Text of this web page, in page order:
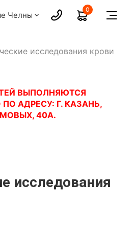
Челны
0
исследования крови
ВЫПОЛНЯЮТСЯ
АДРЕСУ: Г. КАЗАНЬ,
40А.
исследования